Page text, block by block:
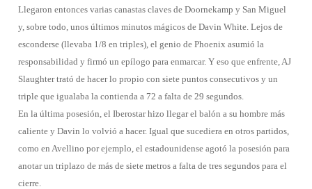
Llegaron entonces varias canastas claves de Doornekamp y San Miguel
y, sobre todo, unos últimos minutos mágicos de Davin White. Lejos de
esconderse (llevaba 1/8 en triples), el genio de Phoenix asumió la
responsabilidad y firmó un epílogo para enmarcar. Y eso que enfrente, AJ
Slaughter trató de hacer lo propio con siete puntos consecutivos y un
triple que igualaba la contienda a 72 a falta de 29 segundos.
En la última posesión, el Iberostar hizo llegar el balón a su hombre más
caliente y Davin lo volvió a hacer. Igual que sucediera en otros partidos,
como en Avellino por ejemplo, el estadounidense agotó la posesión para
anotar un triplazo de más de siete metros a falta de tres segundos para el
cierre.